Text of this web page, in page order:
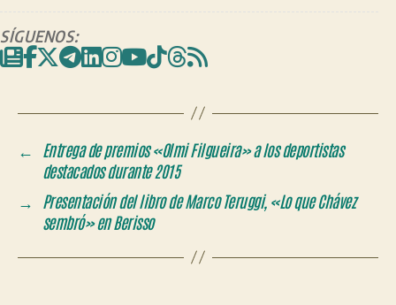
SÍGUENOS:
← Entrega de premios «Olmi Filgueira» a los deportistas
destacados durante 2015
→ Presentación del libro de Marco Teruggi, «Lo que Chávez
sembró» en Berisso